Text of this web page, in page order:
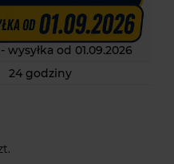
wysyłka od 01.09.2026
24 godziny